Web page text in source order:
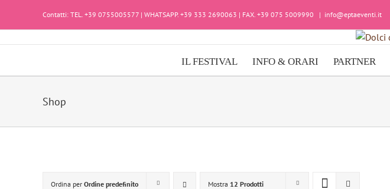
Contatti: TEL. +39 0755005577 | WHATSAPP. +39 333 2690063 | FAX. +39 075 5009990 | info@eptaeventi.it
IL FESTIVAL INFO & ORARI PARTNER
Shop
Ordina per Ordine predefinito Mostra 12 Prodotti